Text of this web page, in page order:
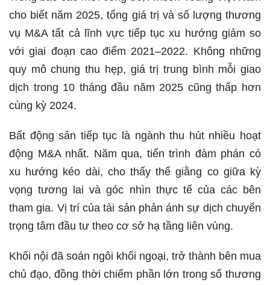
cho biết năm 2025, tổng giá trị và số lượng thương
vụ M&A tất cả lĩnh vực tiếp tục xu hướng giảm so
với giai đoạn cao điểm 2021–2022. Không những
quy mô chung thu hẹp, giá trị trung bình mỗi giao
dịch trong 10 tháng đầu năm 2025 cũng thấp hơn
cùng kỳ 2024.
Bất động sản tiếp tục là ngành thu hút nhiều hoạt
động M&A nhất. Năm qua, tiến trình đàm phán có
xu hướng kéo dài, cho thấy thế giằng co giữa kỳ
vọng tương lai và góc nhìn thực tế của các bên
tham gia. Vị trí của tài sản phản ánh sự dịch chuyển
trọng tâm đầu tư theo cơ sở hạ tầng liên vùng.
Khối nội đã soán ngôi khối ngoại, trở thành bên mua
chủ đạo, đồng thời chiếm phần lớn trong số thương